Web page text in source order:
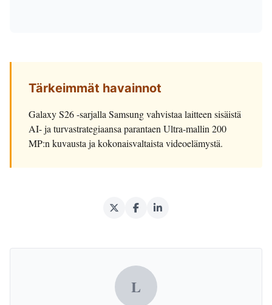
Tärkeimmät havainnot
Galaxy S26 -sarjalla Samsung vahvistaa laitteen sisäistä
AI- ja turvastrategiaansa parantaen Ultra-mallin 200
MP:n kuvausta ja kokonaisvaltaista videoelämystä.
L